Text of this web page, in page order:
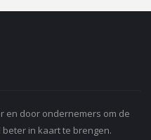
en door ondernemers om de
in kaart te brengen.